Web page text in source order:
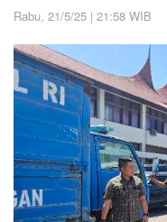
Rabu, 21/5/25 | 21:58 WIB